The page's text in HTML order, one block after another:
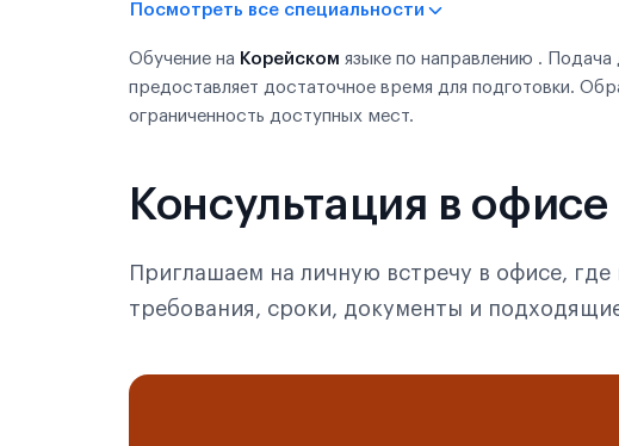
Посмотреть все специальности
Обучение на Корейском языке по направлению .
предоставляет достаточное время для подготовки.
ограниченность доступных мест.
Консультация в офисе
Приглашаем на личную встречу в офисе,
требования, сроки, документы и